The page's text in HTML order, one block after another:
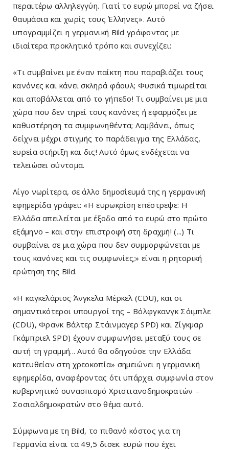
περαιτέρω αλληλεγγύη. Γιατί το ευρώ μπορεί να ζήσει
θαυμάσια και χωρίς τους Έλληνες». Αυτό
υπογραμμίζει η γερμανική Bild γράφοντας με
ιδιαίτερα προκλητικό τρόπο και συνεχίζει:
«Τι συμβαίνει με έναν παίκτη που παραβιάζει τους
κανόνες και κάνει σκληρά φάουλ; Φυσικά τιμωρείται
και αποβάλλεται από το γήπεδο! Τι συμβαίνει με μια
χώρα που δεν τηρεί τους κανόνες ή εφαρμόζει με
καθυστέρηση τα συμφωνηθέντα; Λαμβάνει, όπως
δείχνει μέχρι στιγμής το παράδειγμα της Ελλάδας,
ευρεία στήριξη και δις! Αυτό όμως ενδέχεται να
τελειώσει σύντομα.
Λίγο νωρίτερα, σε άλλο δημοσίευμά της η γερμανική
εφημερίδα γράφει: «Η ευρωκρίση επέστρεψε: Η
Ελλάδα απειλείται με έξοδο από το ευρώ στο πρώτο
εξάμηνο – και στην επιστροφή στη δραχμή! (...) Τι
συμβαίνει σε μια χώρα που δεν συμμορφώνεται με
τους κανόνες και τις συμφωνίες;» είναι η ρητορική
ερώτηση της Βild.
«Η καγκελάριος Άνγκελα Μέρκελ (CDU), και οι
σημαντικότεροι υπουργοί της – Βόλφγκανγκ Σόιμπλε
(CDU), Φρανκ Βάλτερ Στάινμαγερ SPD) και Ζίγκμαρ
Γκάμπριελ SPD) έχουν συμφωνήσει μεταξύ τους σε
αυτή τη γραμμή... Αυτό θα οδηγούσε την Ελλάδα
κατευθείαν στη χρεοκοπία» σημειώνει η γερμανική
εφημερίδα, αναφέροντας ότι υπάρχει συμφωνία στον
κυβερνητικό συνασπισμό Χριστιανοδημοκρατών –
Σοσιαλδημοκρατών στο θέμα αυτό.
Σύμφωνα με τη Bild, το πιθανό κόστος για τη
Γερμανία είναι τα 49,5 δισεκ. ευρώ που έχει